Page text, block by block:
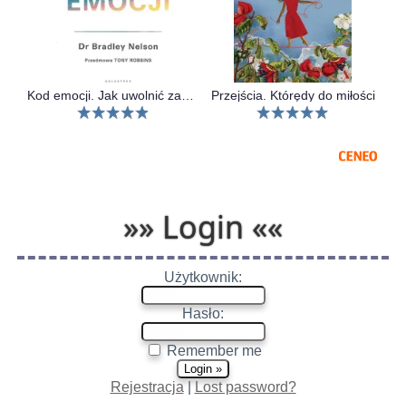
Przejścia. Którędy do miłości
»» Login ««
Użytkownik:
Hasło:
Remember me
Rejestracja|Lost password?